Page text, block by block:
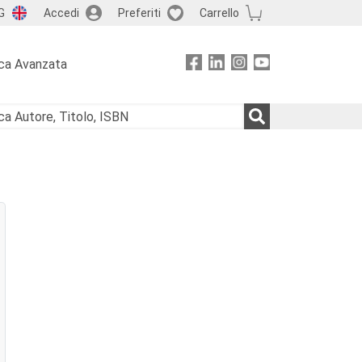
Accedi Preferiti Carrello
Avanzata